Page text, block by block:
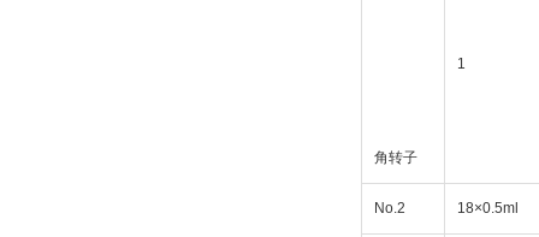
角转子
1
No.2 18×0.5ml